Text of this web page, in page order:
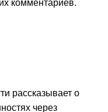
комментариев.
рассказывает о
через